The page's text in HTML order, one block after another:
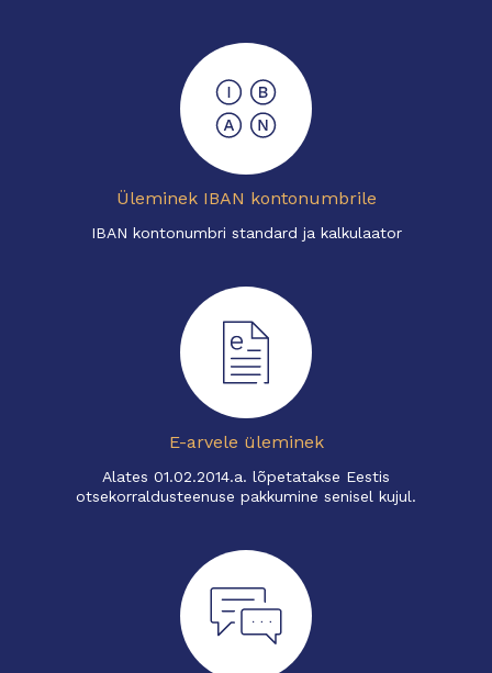
Üleminek IBAN kontonumbrile
IBAN kontonumbri standard ja kalkulaator
E-arvele üleminek
Alates 01.02.2014.a. lõpetatakse Eestis
otsekorraldusteenuse pakkumine senisel kujul.